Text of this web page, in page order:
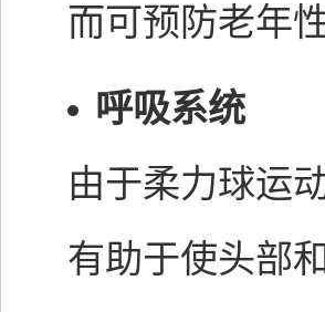
而可预防老年
呼吸系统
由于柔力球运
有助于使头部